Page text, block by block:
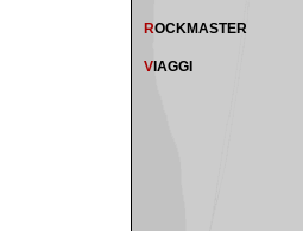
ROCKMASTER
V IAGGI